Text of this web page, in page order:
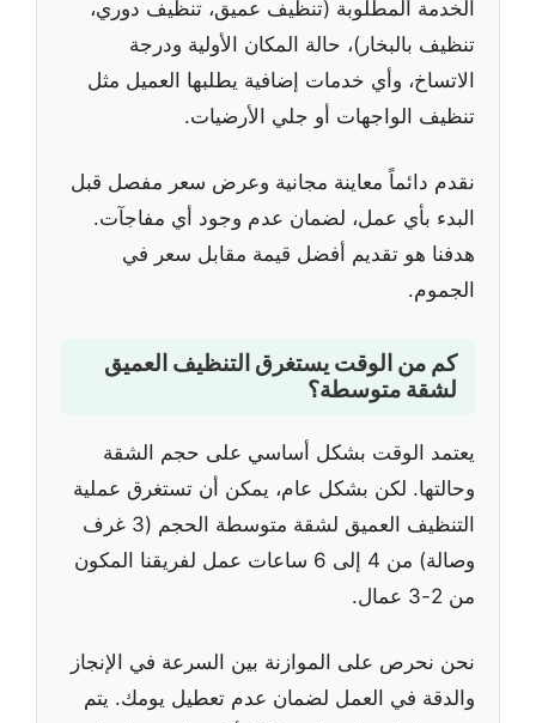
الخدمة المطلوبة (تنظيف عميق، تنظيف دوري،
تنظيف بالبخار)، حالة المكان الأولية ودرجة
الاتساخ، وأي خدمات إضافية يطلبها العميل مثل
تنظيف الواجهات أو جلي الأرضيات.
نقدم دائماً معاينة مجانية وعرض سعر مفصل قبل
البدء بأي عمل، لضمان عدم وجود أي مفاجآت.
هدفنا هو تقديم أفضل قيمة مقابل سعر في
الجموم.
كم من الوقت يستغرق التنظيف العميق
لشقة متوسطة؟
يعتمد الوقت بشكل أساسي على حجم الشقة
وحالتها. لكن بشكل عام، يمكن أن تستغرق عملية
التنظيف العميق لشقة متوسطة الحجم (3 غرف
وصالة) من 4 إلى 6 ساعات عمل لفريقنا المكون
من 2-3 عمال.
نحن نحرص على الموازنة بين السرعة في الإنجاز
والدقة في العمل لضمان عدم تعطيل يومك. يتم